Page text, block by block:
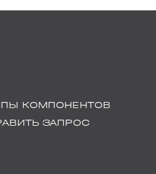
КОМПОНЕНТОВ
ЗАПРОС